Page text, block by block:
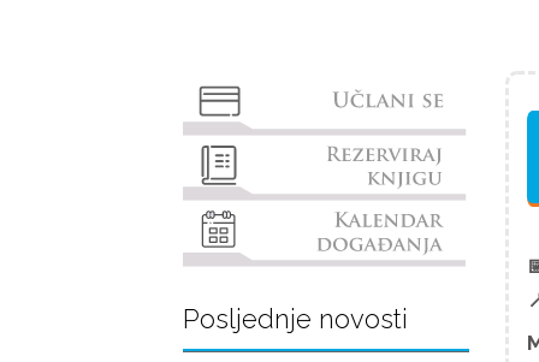
Posljednje novosti